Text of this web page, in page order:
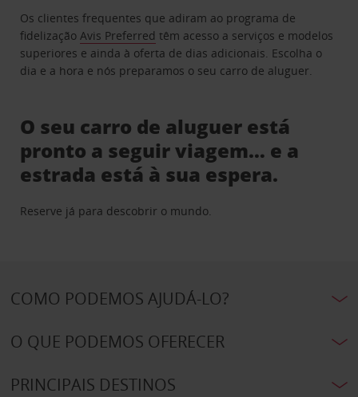
Os clientes frequentes que adiram ao programa de
fidelizaçãoAvis Preferred têm acesso a serviços e modelos
superiores e ainda à oferta de dias adicionais. Escolha o
dia e a hora e nós preparamos o seu carro de aluguer.
O seu carro de aluguer está
pronto a seguir viagem… e a
estrada está à sua espera.
Reserve já para descobrir o mundo.
COMO PODEMOS AJUDÁ-LO?
O QUE PODEMOS OFERECER
PRINCIPAIS DESTINOS